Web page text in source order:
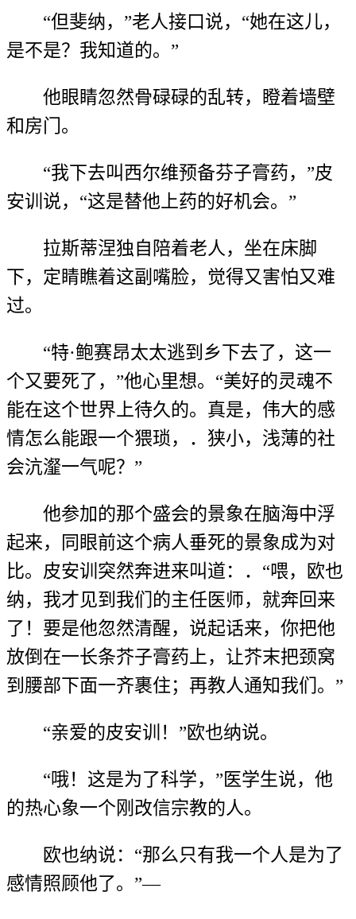
“但斐纳，”老人接口说，“她在这儿，
是不是？我知道的。”
他眼睛忽然骨碌碌的乱转，瞪着墙壁
和房门。
“我下去叫西尔维预备芬子膏药，”皮
安训说，“这是替他上药的好机会。”
拉斯蒂涅独自陪着老人，坐在床脚
下，定睛瞧着这副嘴脸，觉得又害怕又难
过。
“特·鲍赛昂太太逃到乡下去了，这一
个又要死了，”他心里想。“美好的灵魂不
能在这个世界上待久的。真是，伟大的感
情怎么能跟一个猥琐，．狭小，浅薄的社
会沆瀣一气呢？”
他参加的那个盛会的景象在脑海中浮
起来，同眼前这个病人垂死的景象成为对
比。皮安训突然奔进来叫道：．“喂，欧也
纳，我才见到我们的主任医师，就奔回来
了！要是他忽然清醒，说起话来，你把他
放倒在一长条芥子膏药上，让芥末把颈窝
到腰部下面一齐裹住；再教人通知我们。”
“亲爱的皮安训！”欧也纳说。
“哦！这是为了科学，”医学生说，他
的热心象一个刚改信宗教的人。
欧也纳说：“那么只有我一个人是为了
感情照顾他了。”—